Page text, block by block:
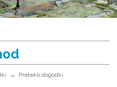
Pretekli dogodki